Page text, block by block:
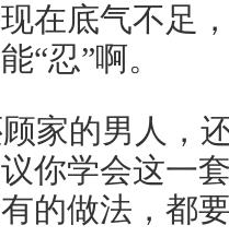
在底气不足
“忍”啊。
家的男人，
你学会这一
的做法，都